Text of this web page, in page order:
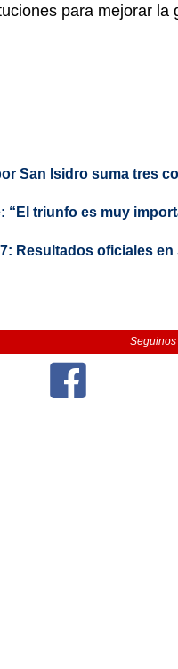
para mejorar la
San Isidro suma tres
“El triunfo es muy
Resultados oficiales en